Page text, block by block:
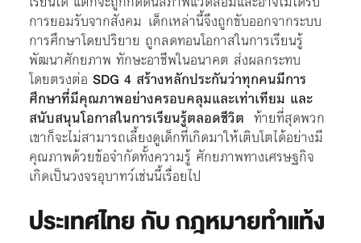
การยอมรับจากสังคม เด็กเหล่านี้จึงถูกขับออกจากระบบ
การศึกษาโดยปริยาย ถูกลดทอนโอกาสในการเรียนรู้
พัฒนาศักยภาพ ทักษะอาชีพในอนาคต ส่งผลกระทบ
โดยตรงต่อ SDG 4 สร้างหลักประกันว่าทุกคนมีการ
ศึกษาที่มีคุณภาพอย่างครอบคลุมและเท่าเทียม และ
สนับสนุนโอกาสในการเรียนรู้ตลอดชีวิต ท้ายที่สุดพวก
เขาก็จะไม่สามารถเลี้ยงดูเด็กที่เกิดมาให้เติบโตได้อย่างมี
คุณภาพด้วยข้อจำกัดทั้งความรู้ ศักยภาพทางเศรษฐกิจ
เกิดเป็นวงจรอุบาทว์เช่นนี้เรื่อยไป
ประเทศไทย กับ กฎหมายทำแท้ง